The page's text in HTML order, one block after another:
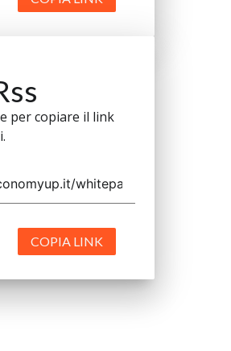
per copiare il link
COPIA LINK